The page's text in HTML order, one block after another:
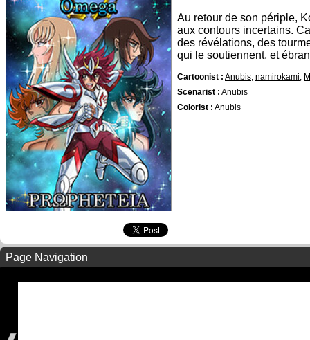
Au retour de son périple,
aux contours incertains.
des révélations, des
qui le soutiennent, et
Cartoonist : Anubis, namirokami,
Scenarist : Anubis
Colorist : Anubis
Page Navigation